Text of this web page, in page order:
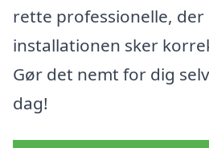
rette professionelle, der
installationen sker
Gør det nemt for dig
dag!